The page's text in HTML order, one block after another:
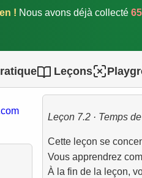
! Nous avons déjà collecté
Leçons
Leçon 7.2 · Temps
Cette leçon se
Vous apprendrez
À la fin de la leçon,